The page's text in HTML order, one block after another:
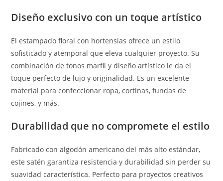
Diseño exclusivo con un toque artístico
El estampado floral con hortensias ofrece un estilo
sofisticado y atemporal que eleva cualquier proyecto. Su
combinación de tonos marfil y diseño artístico le da el
toque perfecto de lujo y originalidad. Es un excelente
material para confeccionar ropa, cortinas, fundas de
cojines, y más.
Durabilidad que no compromete el estilo
Fabricado con algodón americano del más alto estándar,
este satén garantiza resistencia y durabilidad sin perder su
suavidad característica. Perfecto para proyectos creativos